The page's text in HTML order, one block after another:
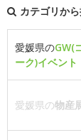
カテゴリか
愛媛県のGW(
ーク)イベント
愛媛県の物産